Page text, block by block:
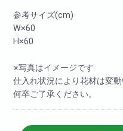
参考サイズ(cm)
W×60
H×60
※写真はイメージです
仕入れ状況により花材は変
何卒ご了承ください。